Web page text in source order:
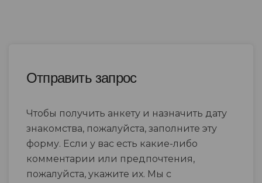
Отправить запрос
Чтобы получить анкету и назначить дату
знакомства, пожалуйста, заполните эту
форму. Если у вас есть какие-либо
комментарии или предпочтения,
пожалуйста, укажите их. Мы с